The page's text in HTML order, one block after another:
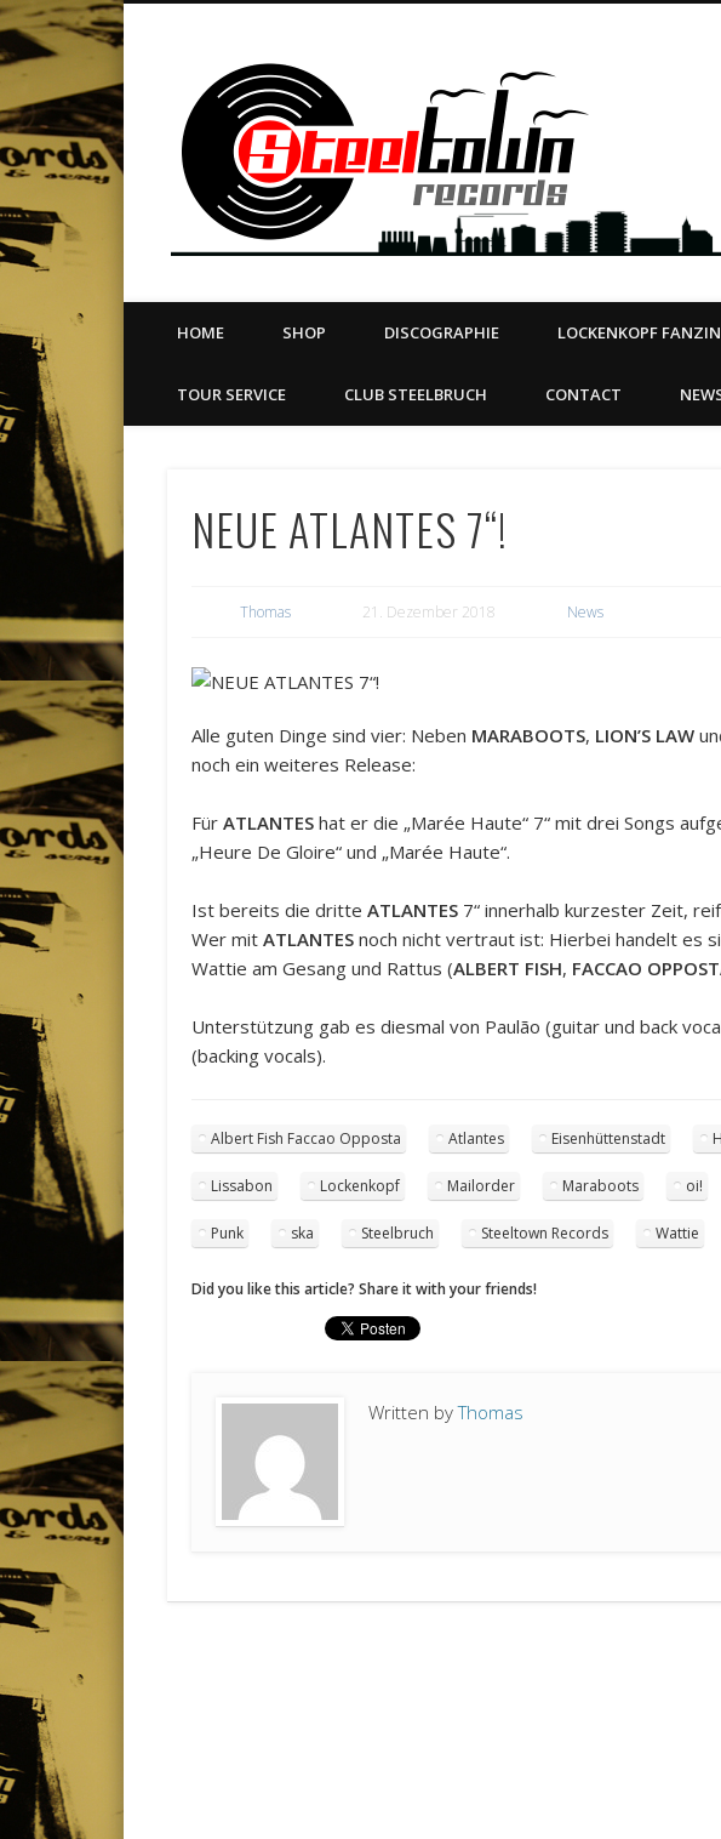
LABEL | MERCH | PRINT | DIY | FANZINE | TOURSERVICE | BOOKING
VimeoDribble LinkedIn
HOME SHOP DISCOGRAPHIE LOCKENKOPF
TOUR SERVICE CLUB STEELBRUCH CONTACT
NEUE ATLANTES 7“!
Thomas 21. Dezember 2018 News
Alle guten Dinge sind vier: Neben MARABOOTS, LION’S LAW
noch ein weiteres Release:
FürATLANTES hat er die „Marée Haute“ 7“ mit drei Songs
„Heure De Gloire“ und „Marée Haute“.
Ist bereits die dritte ATLANTES 7“ innerhalb kurzester Zeit,
Wer mit ATLANTES noch nicht vertraut ist: Hierbei handelt es
Wattie am Gesang und Rattus (ALBERT FISH, FACCAO
Unterstützung gab es diesmal von Paulão (guitar und back
(backing vocals).
Albert Fish Faccao Opposta Atlantes Eisenhüttenstadt
Lissabon Lockenkopf Mailorder Maraboots oi!
Punk ska Steelbruch Steeltown Records Wattie
Did you like this article? Share it with your friends!
Written byThomas